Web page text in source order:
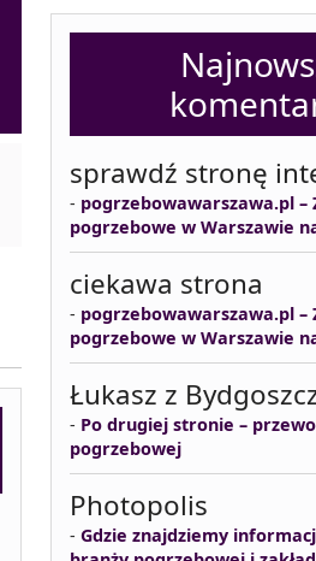
sprawdź stronę
- pogrzebowawarszawa.pl –
pogrzebowe w Warszawie
ciekawa strona
- pogrzebowawarszawa.pl –
pogrzebowe w Warszawie
Łukasz z
- Po drugiej stronie –
pogrzebowej
Photopolis
- Gdzie znajdziemy